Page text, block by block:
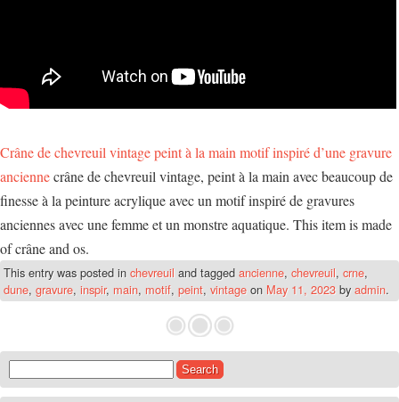
Crâne de chevreuil vintage peint à la main motif inspiré d’une gravure
anciennecrâne de chevreuil vintage, peint à la main avec beaucoup de
finesse à la peinture acrylique avec un motif inspiré de gravures
anciennes avec une femme et un monstre aquatique. This item is made
of crâne and os.
This entry was posted in chevreuil and tagged ancienne, chevreuil, crne,
dune, gravure, inspir, main, motif, peint, vintage on May 11, 2023 byadmin.